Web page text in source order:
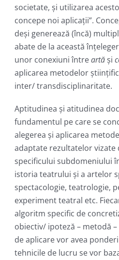
societate, și utilizarea
concepe noi aplicații”.
deși generează (încă)
abate de la această
unor conexiuni întreartăși
aplicarea metodelor
inter/ transdisciplinaritate.
Aptitudinea și atitudinea
fundamentul pe care se
alegerea și aplicarea
adaptate rezultatelor vizate
specificului subdomeniului
istoria teatrului și a artelor
spectacologie, teatrologie,
experiment teatral etc.
algoritm specific de
obiectiv/ ipoteză – metodă
de aplicare vor avea
tehnicile de lucru se vor